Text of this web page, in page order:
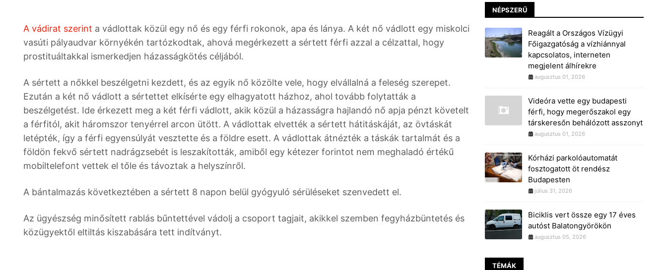
A vádirat szerint a vádlottak közül egy nő és egy férfi rokonok, apa és lánya. A két nő vádlott egy miskolci
vasúti pályaudvar környékén tartózkodtak, ahová megérkezett a sértett férfi azzal a célzattal, hogy
prostituáltakkal ismerkedjen házasságkötés céljából.
A sértett a nőkkel beszélgetni kezdett, és az egyik nő közölte vele, hogy elvállalná a feleség szerepet.
Ezután a két nő vádlott a sértettet elkísérte egy elhagyatott házhoz, ahol tovább folytatták a
beszélgetést. Ide érkezett meg a két férfi vádlott, akik közül a házasságra hajlandó nő apja pénzt követelt
a férfitól, akit háromszor tenyérrel arcon ütött. A vádlottak elvették a sértett hátitáskáját, az övtáskát
letépték, így a férfi egyensúlyát vesztette és a földre esett. A vádlottak átnézték a táskák tartalmát és a
földön fekvő sértett nadrágzsebét is leszakították, amiből egy kétezer forintot nem meghaladó értékű
mobiltelefont vettek el tőle és távoztak a helyszínről.
A bántalmazás következtében a sértett 8 napon belül gyógyuló sérüléseket szenvedett el.
Az ügyészség minősített rablás bűntettével vádolj a csoport tagjait, akikkel szemben fegyházbüntetés és
közügyektől eltiltás kiszabására tett indítványt.
NÉPSZERŰ
Reagált a Országos Vízügyi
Főigazgatóság a vízhiánnyal
kapcsolatos, interneten
megjelent álhírekre
augusztus 01, 2026
Videóra vette egy budapesti
férfi, hogy megerőszakol egy
társkeresőn behálózott asszonyt
augusztus 01, 2026
Kórházi parkolóautomatát
fosztogatott öt rendész
Budapesten
július 31, 2026
Biciklis vert össze egy 17 éves
autóst Balatongyörökön
augusztus 05, 2026
TÉMÁK